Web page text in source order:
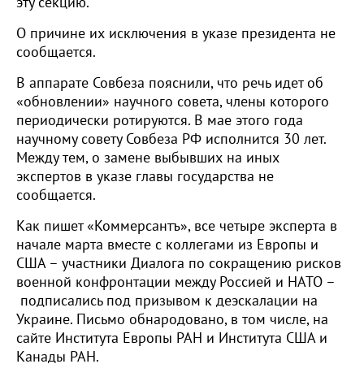
О причине их исключения в указе президента не
сообщается.
В аппарате Совбеза пояснили, что речь идет об
«обновлении» научного совета, члены которого
периодически ротируются. В мае этого года
научному совету Совбеза РФ исполнится 30 лет.
Между тем, о замене выбывших на иных
экспертов в указе главы государства не
сообщается.
Как пишет «Коммерсантъ», все четыре эксперта в
начале марта вместе с коллегами из Европы и
США – участники Диалога по сокращению рисков
военной конфронтации между Россией и НАТО –
подписались под призывом к деэскалации на
Украине. Письмо обнародовано, в том числе, на
сайте Института Европы РАН и Института США и
Канады РАН.